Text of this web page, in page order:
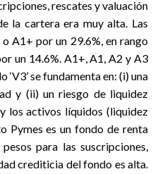
rescates y valuación
la cartera era muy alta. Las
A1+ por un 29.6%, en rango
un 14.6%. A1+, A1, A2 y A3
se fundamenta en: (i) una
y (ii) un riesgo de liquidez
los activos líquidos (liquidez
Pymes es un fondo de renta
para las suscripciones,
crediticia del fondo es alta.